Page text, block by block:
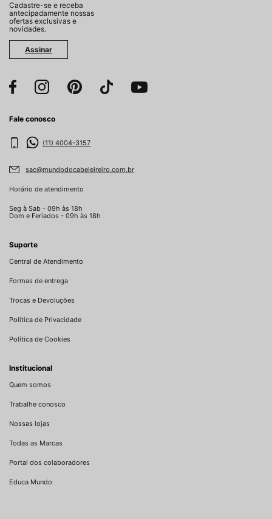
Cadastre-se e receba
antecipadamente nossas
ofertas exclusivas e
novidades.
Assinar
Fale conosco
(11) 4004-3157
sac@mundodocabeleireiro.com.br
Horário de atendimento
Seg à Sab - 09h às 18h
Dom e Feriados - 09h às 18h
Suporte
Central de Atendimento
Formas de entrega
Trocas e Devoluções
Política de Privacidade
Política de Cookies
Institucional
Quem somos
Trabalhe conosco
Nossas lojas
Todas as Marcas
Portal dos colaboradores
Educa Mundo